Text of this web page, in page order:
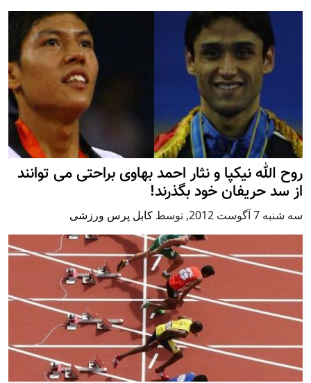
روح الله نیکپا و نثار احمد بهاوی براحتی می توانند
از سد حریفان خود بگذرند!
سه شنبه 7 آگوست 2012 , توسط کابل پرس ورزشی